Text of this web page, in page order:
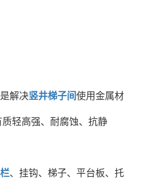
解决竖井梯子间使用金属材
轻高强、耐腐蚀、抗静
、挂钩、梯子、平台板、托